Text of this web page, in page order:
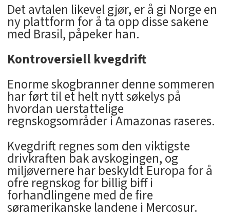
Det avtalen likevel gjør, er å gi Norge en
ny plattform for å ta opp disse sakene
med Brasil, påpeker han.
Kontroversiell kvegdrift
Enorme skogbranner denne sommeren
har ført til et helt nytt søkelys på
hvordan uerstattelige
regnskogsområder i Amazonas raseres.
Kvegdrift regnes som den viktigste
drivkraften bak avskogingen, og
miljøvernere har beskyldt Europa for å
ofre regnskog for billig biff i
forhandlingene med de fire
søramerikanske landene i Mercosur.